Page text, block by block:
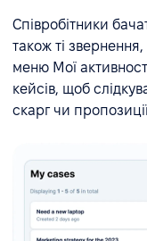
Співробітники
також ті
меню Мої
кейсів, щоб
скарг чи